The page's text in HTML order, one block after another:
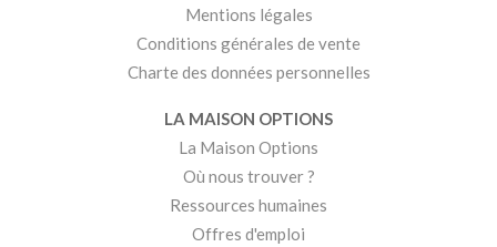
Mentions légales
Conditions générales de vente
Charte des données personnelles
LA MAISON OPTIONS
La Maison Options
Où nous trouver ?
Ressources humaines
Offres d'emploi